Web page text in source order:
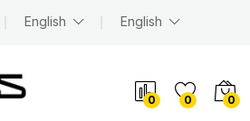
English English
0 0 0